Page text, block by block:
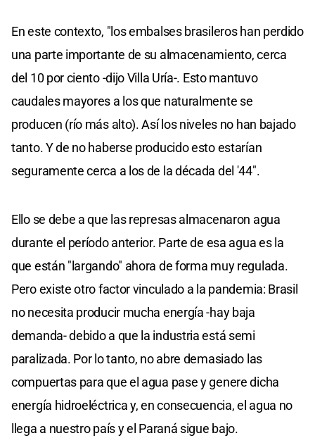
En este contexto, "los embalses brasileros han perdido
una parte importante de su almacenamiento, cerca
del 10 por ciento -dijo Villa Uría-. Esto mantuvo
caudales mayores a los que naturalmente se
producen (río más alto). Así los niveles no han bajado
tanto. Y de no haberse producido esto estarían
seguramente cerca a los de la década del '44".
Ello se debe a que las represas almacenaron agua
durante el período anterior. Parte de esa agua es la
que están "largando" ahora de forma muy regulada.
Pero existe otro factor vinculado a la pandemia: Brasil
no necesita producir mucha energía -hay baja
demanda- debido a que la industria está semi
paralizada. Por lo tanto, no abre demasiado las
compuertas para que el agua pase y genere dicha
energía hidroeléctrica y, en consecuencia, el agua no
llega a nuestro país y el Paraná sigue bajo.